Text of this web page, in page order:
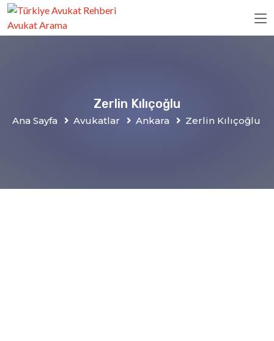
Zerlin Kılıçoğlu
Ana Sayfa Avukatlar Ankara Zerlin Kılıçoğlu